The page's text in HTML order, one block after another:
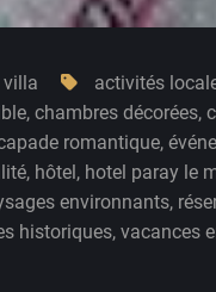
villa activités
, chambres décorées,
romantique,
, hôtel, hotel paray le
environnants,
historiques, vacances